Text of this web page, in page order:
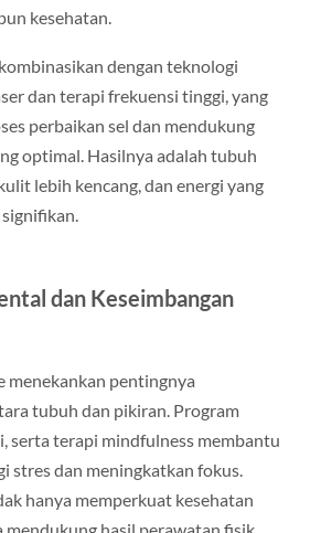
kesehatan.
dengan teknologi
dan terapi frekuensi tinggi, yang
perbaikan sel dan mendukung
optimal. Hasilnya adalah tubuh
lebih kencang, dan energi yang
dan Keseimbangan
menekankan pentingnya
tubuh dan pikiran. Program
serta terapi mindfulness membantu
stres dan meningkatkan fokus.
hanya memperkuat kesehatan
mendukung hasil perawatan fisik